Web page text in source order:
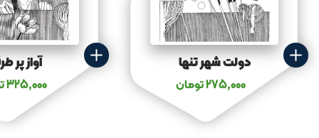
دولت شهر تنها
275,000تومان
آواز پر
325,000